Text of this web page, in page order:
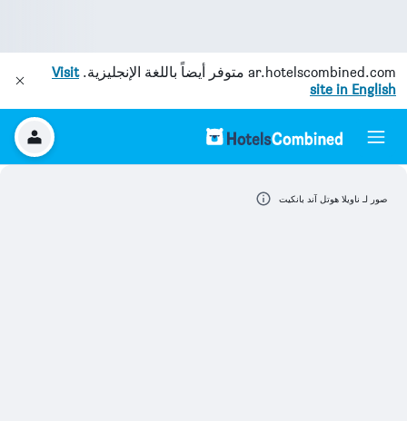
ar.hotelscombined.com متوفر أيضاً باللغة الإنجليزية.Visit
site in English
صور لـ ناويلا هوتل آند بانكيت